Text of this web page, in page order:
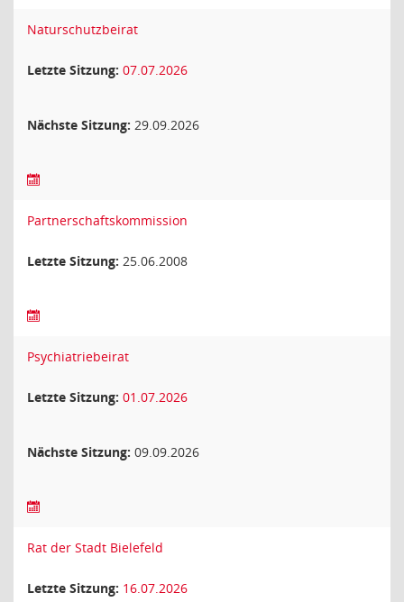
Naturschutzbeirat
Letzte Sitzung: 07.07.2026
Nächste Sitzung: 29.09.2026
Partnerschaftskommission
Letzte Sitzung: 25.06.2008
Psychiatriebeirat
Letzte Sitzung: 01.07.2026
Nächste Sitzung: 09.09.2026
Rat der Stadt Bielefeld
Letzte Sitzung: 16.07.2026